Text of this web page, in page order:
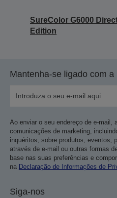
SureColor G6000
Edition
Mantenha-se ligado com a
Ao enviar o seu endereço de e-mail,
comunicações de marketing,
inquéritos, sobre produtos, eventos,
através de e-mail ou outras formas
base nas suas preferências e
na Declaração de Informações de
Siga-nos